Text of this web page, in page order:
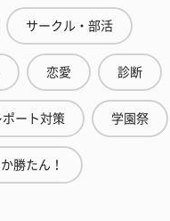
サークル・部活
恋愛 診断
ート対策 学園祭
勝たん！